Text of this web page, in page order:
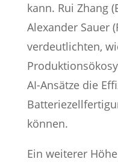
kann. Rui Zhang
Alexander Sauer
verdeutlichten,
AI-Ansätze die
können.
Ein weiterer